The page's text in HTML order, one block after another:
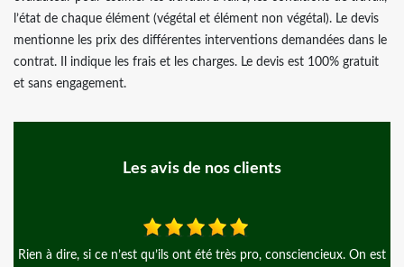
l’état de chaque élément (végétal et élément non végétal). Le devis
mentionne les prix des différentes interventions demandées dans le
contrat. Il indique les frais et les charges. Le devis est 100% gratuit
et sans engagement.
Les avis de nos clients
est
Jean Jacques, J’ai travailler avec l’entreprise d’arbre en arbre